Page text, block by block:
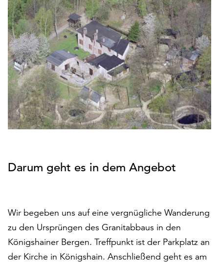
den
Betrieb
der
Seite
notwendig
sind
(funktionale
Cookies),
sowie
solche,
die
lediglich
Statistikzwecken
Klicken
Sie
auf
„Alle
akzeptieren“,
Darum geht es in dem Angebot
Wir begeben uns auf eine vergnügliche Wanderung
zu den Ursprüngen des Granitabbaus in den
Königshainer Bergen. Treffpunkt ist der Parkplatz an
der Kirche in Königshain. Anschließend geht es am